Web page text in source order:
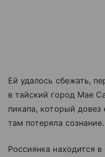
Ей удалось сбежать,
в тайский город Мае
пикапа, который
там потеряла сознание.
Россиянка находится